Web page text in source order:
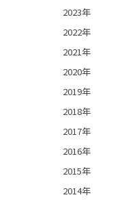
2023年
2022年
2021年
2020年
2019年
2018年
2017年
2016年
2015年
2014年